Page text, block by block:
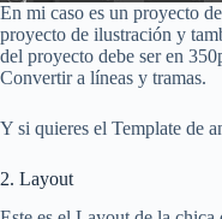
En mi caso es un proyecto
proyecto de ilustración y
del proyecto debe ser en
Convertir a líneas y tramas.
Y si quieres el Template de
2. Layout